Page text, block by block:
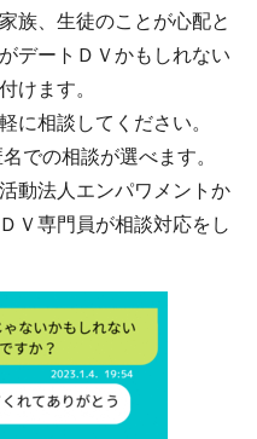
族、生徒のことが心配と
デートＤＶかもしれない
けます。
に相談してください。
での相談が選べます。
動法人エンパワメントか
Ｖ専門員が相談対応をし